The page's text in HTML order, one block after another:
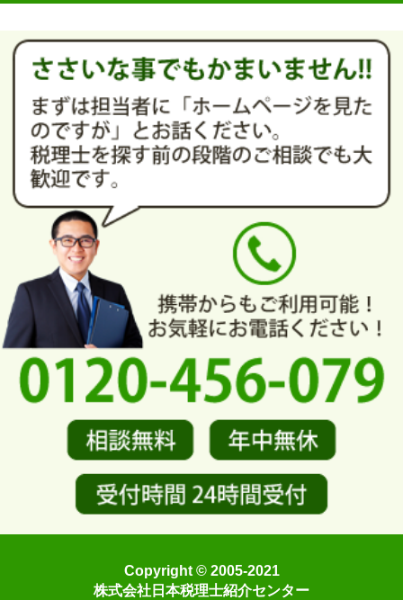
Copyright © 2005-2021
株式会社日本税理士紹介センター